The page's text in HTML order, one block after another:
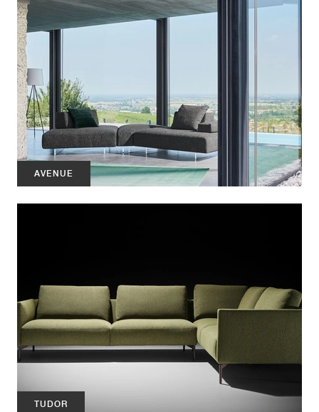
AVENUE
TUDOR